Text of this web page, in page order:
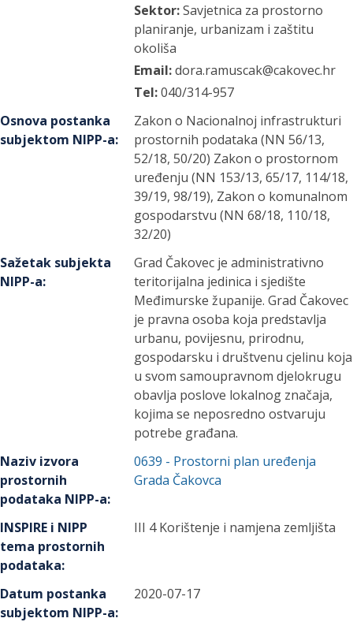
Sektor:Savjetnica za prostorno
planiranje, urbanizam i zaštitu
okoliša
Email:dora.ramuscak@cakovec.hr
Tel:040/314-957
Osnova postanka
subjektom NIPP-a:
Zakon o Nacionalnoj infrastrukturi
prostornih podataka (NN 56/13,
52/18, 50/20) Zakon o prostornom
uređenju (NN 153/13, 65/17, 114/18,
39/19, 98/19), Zakon o komunalnom
gospodarstvu (NN 68/18, 110/18,
32/20)
Sažetak subjekta
NIPP-a:
Grad Čakovec je administrativno
teritorijalna jedinica i sjedište
Međimurske županije. Grad Čakovec
je pravna osoba koja predstavlja
urbanu, povijesnu, prirodnu,
gospodarsku i društvenu cjelinu koja
u svom samoupravnom djelokrugu
obavlja poslove lokalnog značaja,
kojima se neposredno ostvaruju
potrebe građana.
Naziv izvora
prostornih
podataka NIPP-a:
0639 - Prostorni plan uređenja
Grada Čakovca
INSPIRE i NIPP
tema prostornih
podataka:
III 4 Korištenje i namjena zemljišta
Datum postanka
subjektom NIPP-a:
2020-07-17